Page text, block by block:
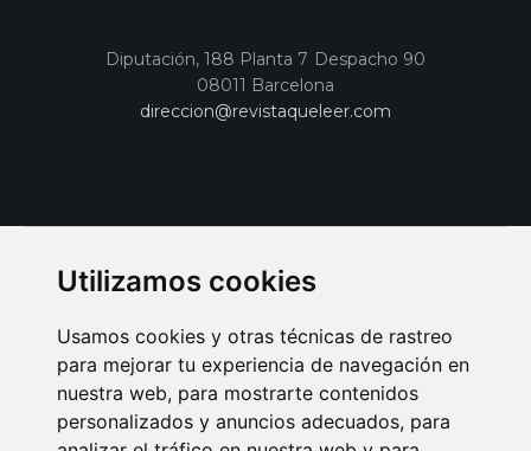
Utilizamos cookies
Usamos cookies y otras técnicas de rastreo
para mejorar tu experiencia de navegación en
nuestra web, para mostrarte contenidos
personalizados y anuncios adecuados, para
Diputación, 188 Planta 7 Despacho 90
08011 Barcelona
direccion@revistaqueleer.com